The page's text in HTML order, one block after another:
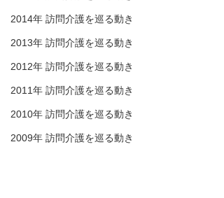
2014年 訪問介護を巡る動き
2013年 訪問介護を巡る動き
2012年 訪問介護を巡る動き
2011年 訪問介護を巡る動き
2010年 訪問介護を巡る動き
2009年 訪問介護を巡る動き